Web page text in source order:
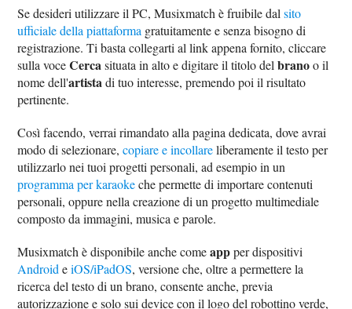
Se desideri utilizzare il PC, Musixmatch è fruibile dalsito
ufficiale della piattaforma gratuitamente e senza bisogno di
registrazione. Ti basta collegarti al link appena fornito, cliccare
sulla voceCercasituata in alto e digitare il titolo delbranoo il
nome dell'artistadi tuo interesse, premendo poi il risultato
pertinente.
Così facendo, verrai rimandato alla pagina dedicata, dove avrai
modo di selezionare,copiare e incollareliberamente il testo per
utilizzarlo nei tuoi progetti personali, ad esempio in un
programma per karaokeche permette di importare contenuti
personali, oppure nella creazione di un progetto multimediale
composto da immagini, musica e parole.
Musixmatch è disponibile anche comeappper dispositivi
Android eiOS/iPadOS, versione che, oltre a permettere la
ricerca del testo di un brano, consente anche, previa
autorizzazione e solo sui device con il logo del robottino verde,